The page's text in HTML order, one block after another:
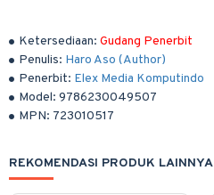
Ketersediaan: Gudang Penerbit
Penulis: Haro Aso (Author)
Penerbit: Elex Media Komputindo
Model: 9786230049507
MPN: 723010517
REKOMENDASI PRODUK LAINNYA